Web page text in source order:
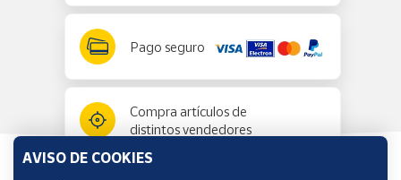
Pago seguro
Compra artículos de
distintos vendedores
AVISO DE COOKIES